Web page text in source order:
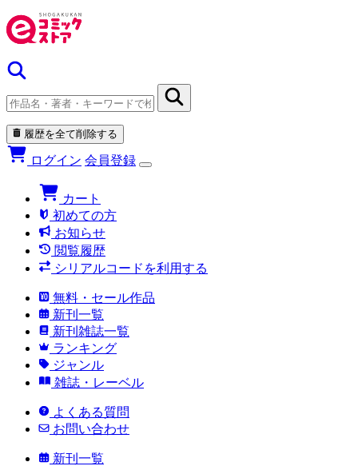
履歴を全て削除する
ログイン 会員登録
カート
初めての方
お知らせ
閲覧履歴
シリアルコードを利用する
無料・セール作品
新刊一覧
新刊雑誌一覧
ランキング
ジャンル
雑誌・レーベル
よくある質問
お問い合わせ
新刊一覧